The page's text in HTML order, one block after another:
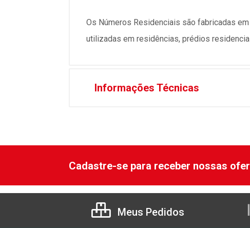
Os Números Residenciais são fabricadas
utilizadas em residências, prédios
Informações Técnicas
Cadastre-se para receber nossas
Meus Pedidos